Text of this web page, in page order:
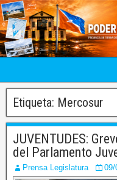
Etiqueta: Mercosur
JUVENTUDES:
del Parlamento
Prensa Legislatura 09/